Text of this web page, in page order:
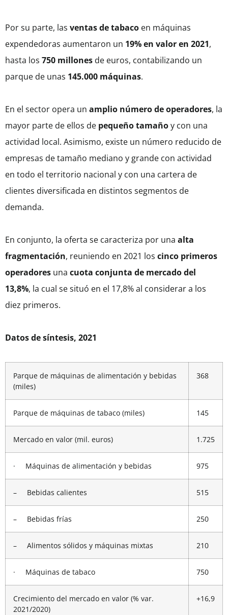
Por su parte, las ventas de tabaco en máquinas
expendedoras aumentaron un 19% en valor en 2021,
hasta los 750 millones de euros, contabilizando un
parque de unas 145.000 máquinas.
En el sector opera un amplio número de operadores, la
mayor parte de ellos de pequeño tamañoy con una
actividad local. Asimismo, existe un número reducido de
empresas de tamaño mediano y grande con actividad
en todo el territorio nacional y con una cartera de
clientes diversificada en distintos segmentos de
demanda.
En conjunto, la oferta se caracteriza por una alta
fragmentación, reuniendo en 2021 los cinco primeros
operadores una cuota conjunta de mercado del
13,8%, la cual se situó en el 17,8% al considerar a los
diez primeros.
Datos de síntesis, 2021
Parque de máquinas de alimentación y bebidas
(miles)
368
Parque de máquinas de tabaco (miles) 145
Mercado en valor (mil. euros) 1.725
· Máquinas de alimentación y bebidas 975
– Bebidas calientes 515
– Bebidas frías 250
– Alimentos sólidos y máquinas mixtas 210
· Máquinas de tabaco 750
Crecimiento del mercado en valor (% var.
2021/2020)
+16,9